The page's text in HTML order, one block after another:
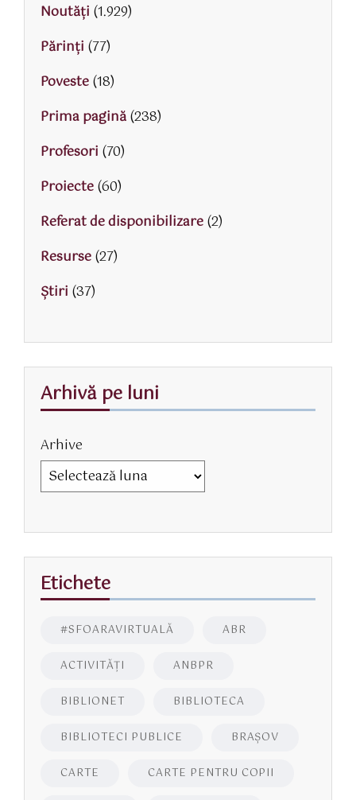
Noutăți (1.929)
Părinţi (77)
Poveste(18)
Prima pagină(238)
Profesori (70)
Proiecte(60)
Referat de disponibilizare(2)
Resurse(27)
Știri (37)
Arhivă pe luni
Arhive
Etichete
#SFOARAVIRTUALĂ ABR
ACTIVITĂŢI ANBPR
BIBLIONET BIBLIOTECA
BIBLIOTECI PUBLICE BRAŞOV
CARTE CARTE PENTRU COPII